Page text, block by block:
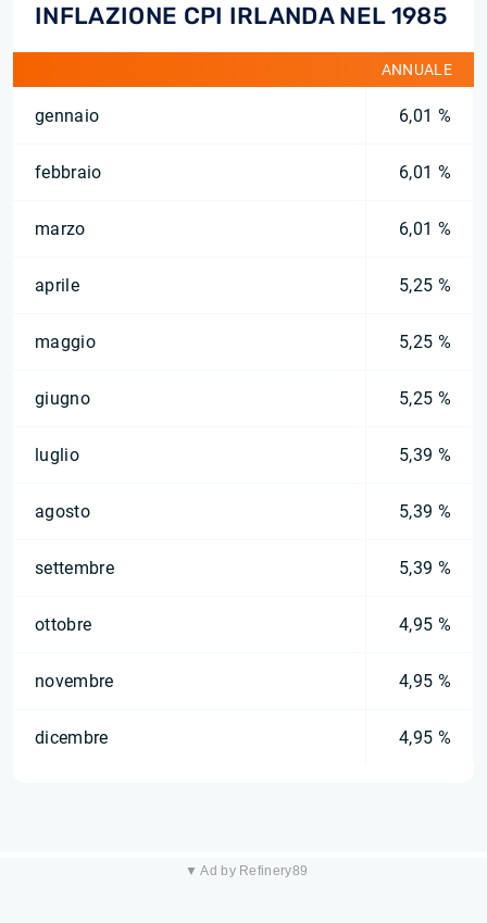
INFLAZIONE CPI IRLANDA NEL 1985
ANNUALE
gennaio 6,01 %
febbraio 6,01 %
marzo 6,01 %
aprile 5,25 %
maggio 5,25 %
giugno 5,25 %
luglio 5,39 %
agosto 5,39 %
settembre 5,39 %
ottobre 4,95 %
novembre 4,95 %
dicembre 4,95 %
▼ Ad by Refinery89